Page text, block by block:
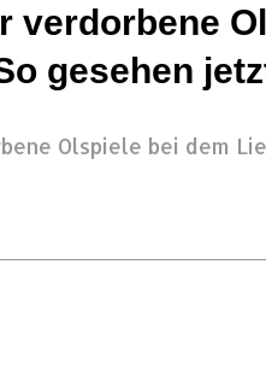
verdorbene
gesehen
Olspiele bei dem